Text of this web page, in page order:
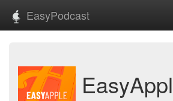
EasyPodcast